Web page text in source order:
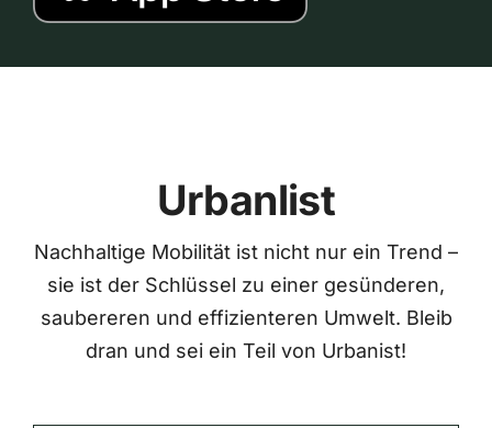
Urbanlist
Nachhaltige Mobilität ist nicht nur ein Trend –
sie ist der Schlüssel zu einer gesünderen,
saubereren und effizienteren Umwelt. Bleib
dran und sei ein Teil von Urbanist!